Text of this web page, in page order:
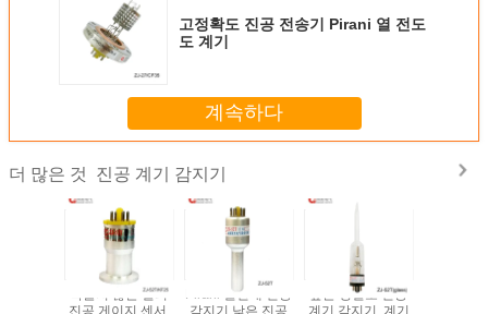
고정확도 진공 전송기 Pirani 열 전도
도 계기
계속하다
더 많은 것 진공 계기 감지기
녹슬지 않는 철피
진공 게이지 센서,
Pirani 열전대 진공
감지기 낮은 진공
높은 정밀도 진공
계기 감지기, 계기